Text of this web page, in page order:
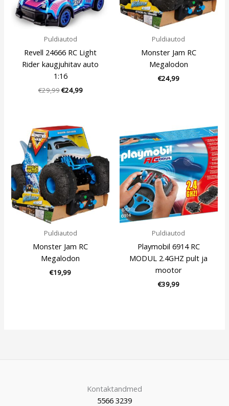
Puldiautod
Revell 24666 RC Light
Rider kaugjuhitav auto
1:16
€29,99€24,99
Puldiautod
Monster Jam RC
Megalodon
€24,99
Puldiautod
Monster Jam RC
Megalodon
€19,99
Puldiautod
Playmobil 6914 RC
MODUL 2.4GHZ pult ja
mootor
€39,99
Kontaktandmed
5566 3239